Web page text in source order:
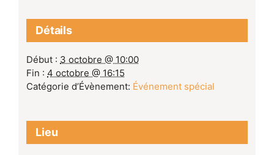
Détails
Début : 3 octobre @ 10:00
Fin : 4 octobre @ 16:15
Catégorie d’Évènement: Événement spécial
Lieu